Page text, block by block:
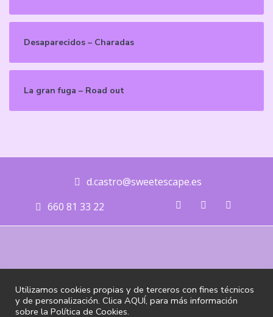
Desaparecidos – Charadas
La gran fuga – Road out
d.castro@sweetescape.es
660 81 33 22
@ 2020 Sweet Escape, DGCexpertise, LTD. Todos los derechos
Utilizamos cookies propias y de terceros con fines técnicos
y de personalización. Clica AQUÍ, para más información
sobre la Política de Cookies.